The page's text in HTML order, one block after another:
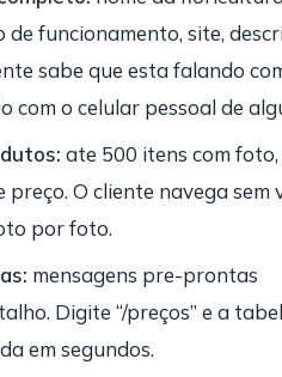
de funcionamento, site,
sabe que esta falando
com o celular pessoal de
ate 500 itens com foto,
preço. O cliente navega sem
por foto.
mensagens pre-prontas
Digite “/preços” e a
em segundos.